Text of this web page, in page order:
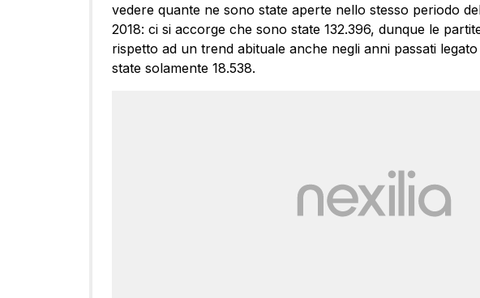
vedere quante ne sono state aperte nello stesso periodo
2018: ci si accorge che sono state 132.396, dunque le
rispetto ad un trend abituale anche negli anni passati legato
state solamente 18.538.